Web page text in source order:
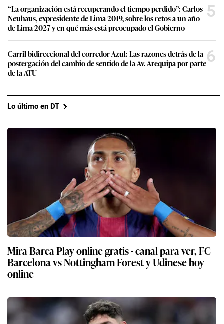
“La organización está recuperando el tiempo perdido”: Carlos
Neuhaus, expresidente de Lima 2019, sobre los retos a un año
de Lima 2027 y en qué más está preocupado el Gobierno
5
Carril bidireccional del corredor Azul: Las razones detrás de la
postergación del cambio de sentido de la Av. Arequipa por parte
de la ATU
6
Lo último en DT
Mira Barca Play online gratis - canal para ver, FC
Barcelona vs Nottingham Forest y Udinese hoy
online